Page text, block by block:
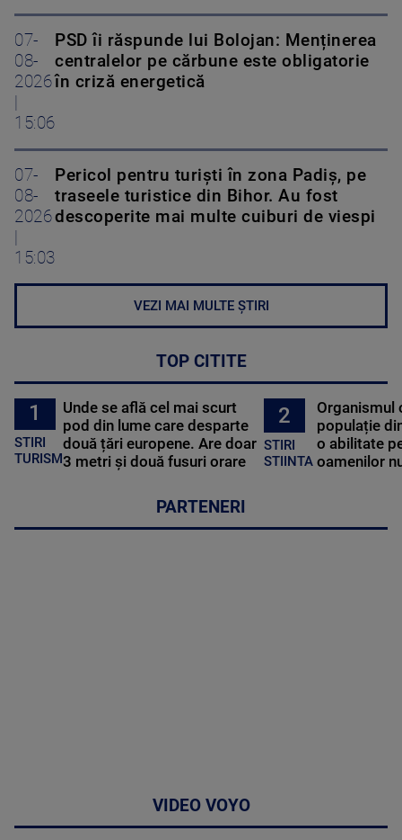
07-
08-
2026
15:06
PSD îi răspunde lui Bolojan: Menținerea
centralelor pe cărbune este obligatorie
în criză energetică
07-
08-
2026
15:03
Pericol pentru turiști în zona Padiș, pe
traseele turistice din Bihor. Au fost
descoperite mai multe cuiburi de viespi
VEZI MAI MULTE ȘTIRI
TOP CITITE
1
STIRI
TURISM
Unde se află cel mai scurt
pod din lume care desparte
două țări europene. Are doar
3 metri și două fusuri orare
2
STIRI
STIINTA
Organismul
populație
o abilitate
oamenilor
PARTENERI
VIDEO VOYO